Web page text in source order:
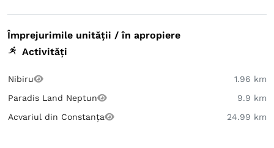
Împrejurimile unității / în apropiere
Activități
Nibiru
1.96 km
Paradis Land Neptun
9.9 km
Acvariul din Constanța
24.99 km